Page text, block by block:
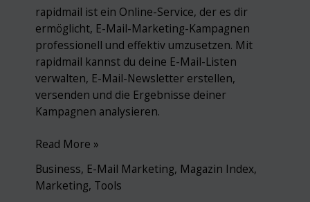
rapidmail ist ein Online-Service, der es dir
ermöglicht, E-Mail-Marketing-Kampagnen
professionell und effektiv umzusetzen. Mit
rapidmail kannst du deine E-Mail-Listen
verwalten, E-Mail-Newsletter erstellen,
versenden und die Ergebnisse deiner
Kampagnen analysieren.
rapidmail:
E-
Mail-
Read More »
Business, E-Mail Marketing, Magazin Index,
Marketing, Tools